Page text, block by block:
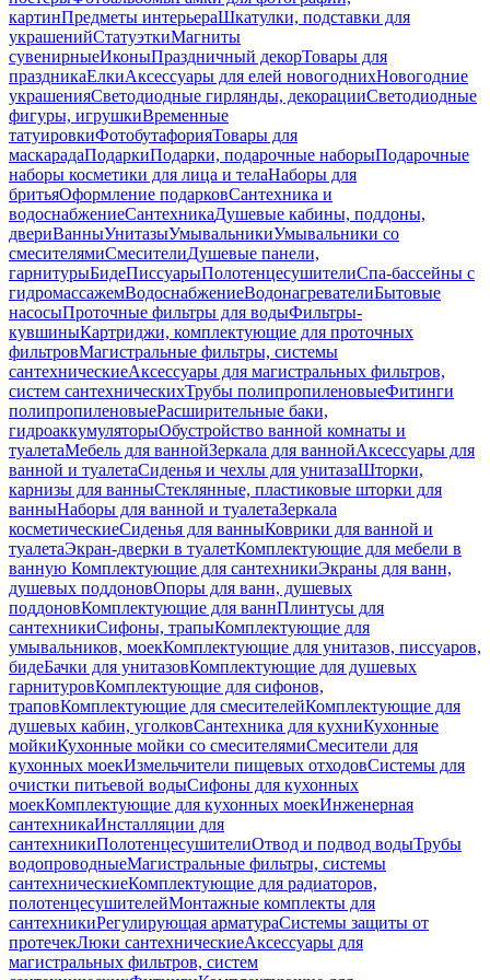
картинПредметы интерьераШкатулки, подставки для
украшенийСтатуэткиМагниты
сувенирныеИконыПраздничный декорТовары для
праздникаЕлкиАксессуары для елей новогоднихНовогодние
украшенияСветодиодные гирлянды, декорацииСветодиодные
фигуры, игрушкиВременные
татуировкиФотобутафорияТовары для
маскарадаПодаркиПодарки, подарочные наборыПодарочные
наборы косметики для лица и телаНаборы для
бритьяОформление подарковСантехника и
водоснабжениеСантехникаДушевые кабины, поддоны,
двериВанныУнитазыУмывальникиУмывальники со
смесителямиСмесителиДушевые панели,
гарнитурыБидеПиссуарыПолотенцесушителиСпа-бассейны с
гидромассажемВодоснабжениеВодонагревателиБытовые
насосыПроточные фильтры для водыФильтры-
кувшиныКартриджи, комплектующие для проточных
фильтровМагистральные фильтры, системы
сантехническиеАксессуары для магистральных фильтров,
систем сантехническихТрубы полипропиленовыеФитинги
полипропиленовыеРасширительные баки,
гидроаккумуляторыОбустройство ванной комнаты и
туалетаМебель для ваннойЗеркала для ваннойАксессуары для
ванной и туалетаСиденья и чехлы для унитазаШторки,
карнизы для ванныСтеклянные, пластиковые шторки для
ванныНаборы для ванной и туалетаЗеркала
косметическиеСиденья для ванныКоврики для ванной и
туалетаЭкран-дверки в туалетКомплектующие для мебели в
ванную Комплектующие для сантехникиЭкраны для ванн,
душевых поддоновОпоры для ванн, душевых
поддоновКомплектующие для ваннПлинтусы для
сантехникиСифоны, трапыКомплектующие для
умывальников, моекКомплектующие для унитазов, писсуаров,
бидеБачки для унитазовКомплектующие для душевых
гарнитуровКомплектующие для сифонов,
траповКомплектующие для смесителейКомплектующие для
душевых кабин, уголковСантехника для кухниКухонные
мойкиКухонные мойки со смесителямиСмесители для
кухонных моекИзмельчители пищевых отходовСистемы для
очистки питьевой водыСифоны для кухонных
моекКомплектующие для кухонных моекИнженерная
сантехникаИнсталляции для
сантехникиПолотенцесушителиОтвод и подвод водыТрубы
водопроводныеМагистральные фильтры, системы
сантехническиеКомплектующие для радиаторов,
полотенцесушителейМонтажные комплекты для
сантехникиРегулирующая арматураСистемы защиты от
протечекЛюки сантехническиеАксессуары для
магистральных фильтров, систем